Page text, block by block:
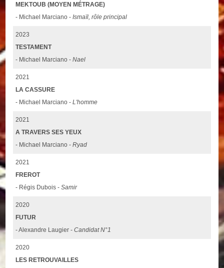
MEKTOUB (MOYEN MÉTRAGE)
- Michael Marciano -Ismaïl, rôle principal
2023
TESTAMENT
- Michael Marciano -Nael
2021
LA CASSURE
- Michael Marciano -L'homme
2021
A TRAVERS SES YEUX
- Michael Marciano -Ryad
2021
FREROT
- Régis Dubois -Samir
2020
FUTUR
- Alexandre Laugier -Candidat N°1
2020
LES RETROUVAILLES